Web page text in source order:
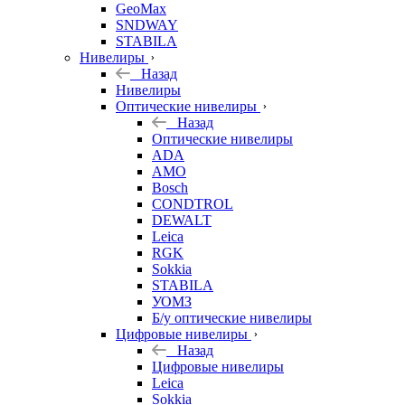
GeoMax
SNDWAY
STABILA
Нивелиры
Назад
Нивелиры
Оптические нивелиры
Назад
Оптические нивелиры
ADA
AMO
Bosch
CONDTROL
DEWALT
Leica
RGK
Sokkia
STABILA
УОМЗ
Б/у оптические нивелиры
Цифровые нивелиры
Назад
Цифровые нивелиры
Leica
Sokkia